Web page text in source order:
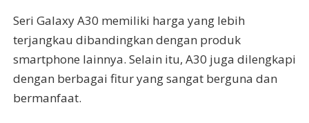
Seri Galaxy A30 memiliki harga yang lebih
terjangkau dibandingkan dengan produk
smartphone lainnya. Selain itu, A30 juga dilengkapi
dengan berbagai fitur yang sangat berguna dan
bermanfaat.